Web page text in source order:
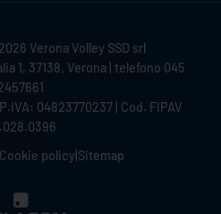
Verona Volley SSD srl
1, 37138, Verona | telefono 045
04823770237 | Cod. FIPAV
Cookie policy Sitemap